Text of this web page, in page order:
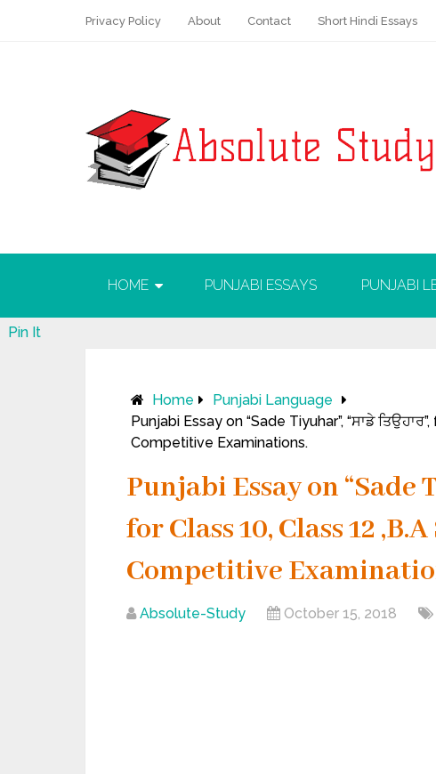
Privacy Policy About Contact Short Hindi Essays
HOME PUNJABI ESSAYS PUNJABI
Home
Punjabi Language
Punjabi Essay on “Sade Tiyuhar”, “ਸਾਡੇ
Competitive Examinations.
Punjabi Essay on “Sade
for Class 10, Class 12
Competitive
Absolute-Study October 15, 2018
Pin It